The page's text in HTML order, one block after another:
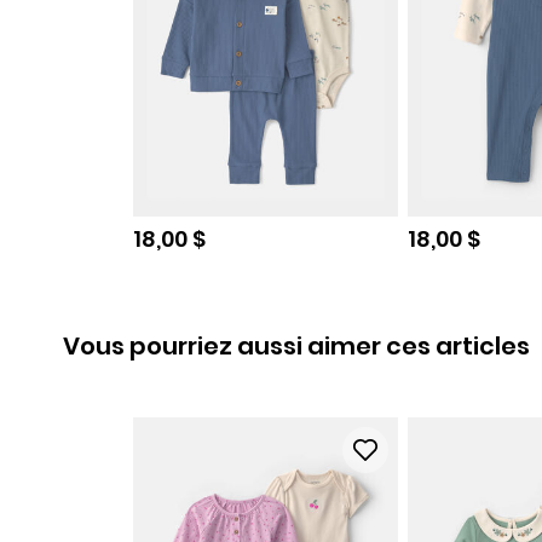
Prix de solde
18,00 $ Prix de solde
18,00 $
Vous pourriez aussi aimer ces articles